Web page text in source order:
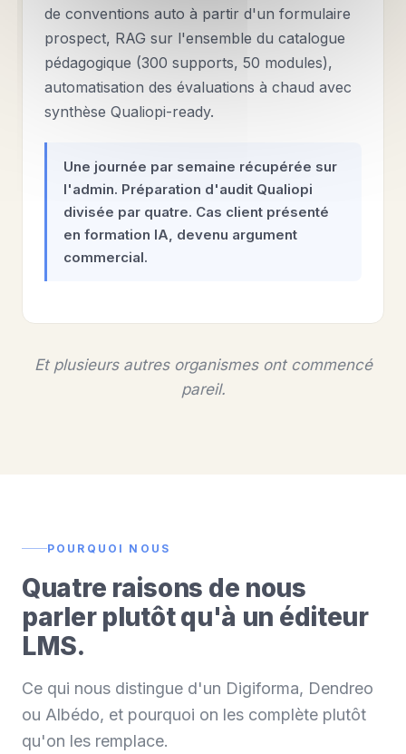
de conventions auto à partir d'un formulaire
prospect, RAG sur l'ensemble du catalogue
pédagogique (300 supports, 50 modules),
automatisation des évaluations à chaud avec
synthèse Qualiopi-ready.
Une journée par semaine récupérée sur
l'admin. Préparation d'audit Qualiopi
divisée par quatre. Cas client présenté
en formation IA, devenu argument
commercial.
Et plusieurs autres organismes ont commencé
pareil.
POURQUOI NOUS
Quatre raisons de nous
parler plutôt qu'à un éditeur
LMS.
Ce qui nous distingue d'un Digiforma, Dendreo
ou Albédo, et pourquoi on les complète plutôt
qu'on les remplace.